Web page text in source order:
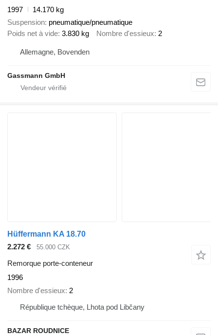
1997
14.170 kg
Suspension pneumatique/pneumatique
Poids net à vide 3.830 kg Nombre d'essieux 2
Allemagne, Bovenden
Gassmann GmbH
Hüffermann KA 18.70
2.272 €
55.000 CZK
Remorque porte-conteneur
1996
Nombre d'essieux 2
République tchèque, Lhota pod Libčany
BAZAR ROUDNICE